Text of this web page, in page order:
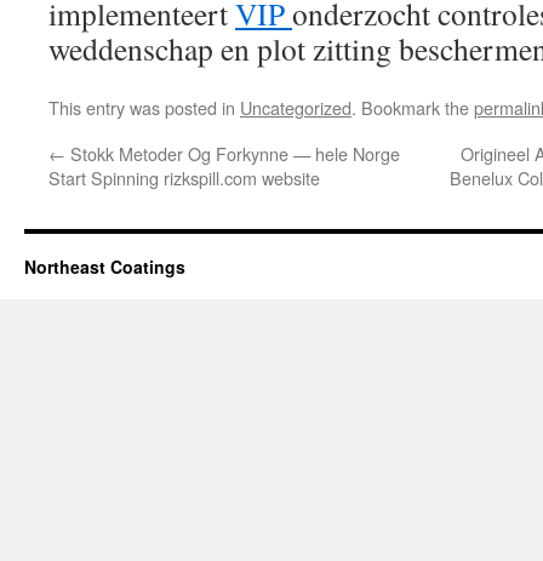
implementeertVIPonderzocht
weddenschap en plot zitting
This entry was posted in Uncategorized. Bookmark the
← Stokk Metoder Og Forkynne — hele Norge
Start Spinning rizkspill.com website
Origineel
Benelux
Northeast Coatings